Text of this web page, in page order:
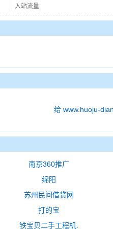
入站流量:
给 www.huoju-
南京360推广
绵阳
苏州民间借贷网
打的宝
铁宝贝二手工程机.